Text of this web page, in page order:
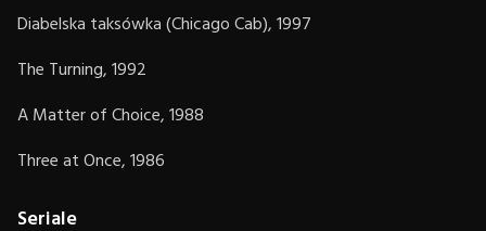
Diabelska taksówka (Chicago Cab), 1997
The Turning, 1992
A Matter of Choice, 1988
Three at Once, 1986
Seriale